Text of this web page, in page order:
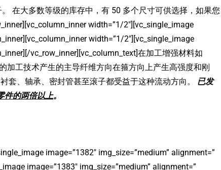
在大多数等级的库存中，有 50 多个尺寸可供选择，如果您
width=”1/2″][vc_single_image
width=”1/2″][vc_single_image
vc_row_inner][vc_column_text]在加工增强材料如
加工技术产生的主导纤维方向在箍方向上产生高强度和刚
套、轴承、密封管甚至滚子都受益于这种流动方向。 已发
件的两倍以上。
image=”1382″ img_size=”medium” alignment=”
image=”1383″ img_size=”medium” alignment=”